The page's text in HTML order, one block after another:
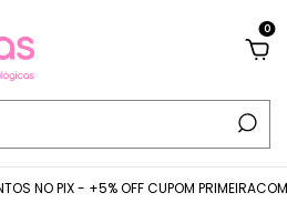
0
- +5% OFF CUPOM PRIMEIRACOMPRA -